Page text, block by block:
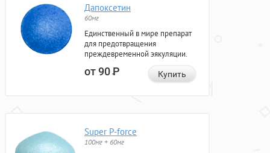
Дапоксетин
60мг
Единственный в мире препарат
для предотвращения
преждевременной эякуляции.
от 90Р Купить
Super P-force
100мг + 60мг